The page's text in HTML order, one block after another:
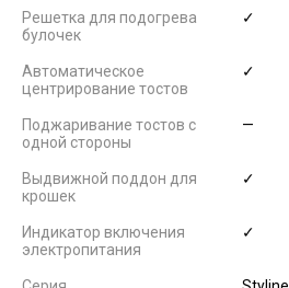
Решетка для подогрева
булочек
✓
Автоматическое
центрирование тостов
✓
Поджаривание тостов с
одной стороны
—
Выдвижной поддон для
крошек
✓
Индикатор включения
электропитания
✓